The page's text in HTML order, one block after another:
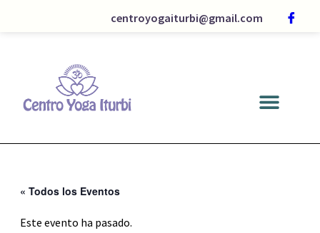
centroyogaiturbi@gmail.com
« Todos los Eventos
Este evento ha pasado.